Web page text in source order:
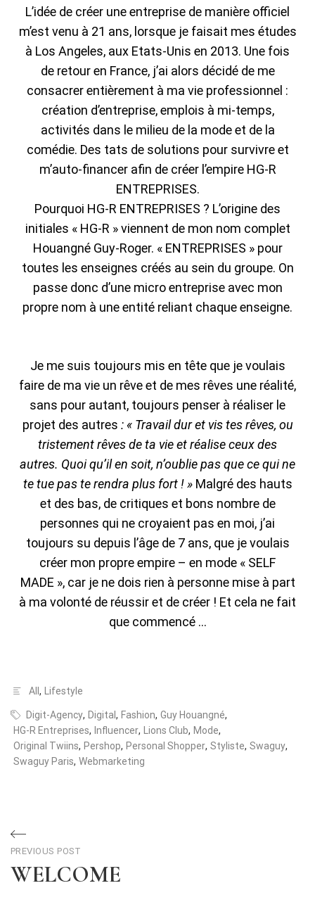
L’idée de créer une entreprise de manière officiel
m’est venu à 21 ans, lorsque je faisait mes études
à Los Angeles, aux Etats-Unis en 2013. Une fois
de retour en France, j’ai alors décidé de me
consacrer entièrement à ma vie professionnel :
création d’entreprise, emplois à mi-temps,
activités dans le milieu de la mode et de la
comédie. Des tats de solutions pour survivre et
m’auto-financer afin de créer l’empire HG-R
ENTREPRISES.
Pourquoi HG-R ENTREPRISES ? L’origine des
initiales « HG-R » viennent de mon nom complet
Houangné Guy-Roger. « ENTREPRISES » pour
toutes les enseignes créés au sein du groupe. On
passe donc d’une micro entreprise avec mon
propre nom à une entité reliant chaque enseigne.
Je me suis toujours mis en tête que je voulais
faire de ma vie un rêve et de mes rêves une réalité,
sans pour autant, toujours penser à réaliser le
projet des autres : « Travail dur et vis tes rêves, ou
tristement rêves de ta vie et réalise ceux des
autres. Quoi qu’il en soit, n’oublie pas que ce qui ne
te tue pas te rendra plus fort ! » Malgré des hauts
et des bas, de critiques et bons nombre de
personnes qui ne croyaient pas en moi, j’ai
toujours su depuis l’âge de 7 ans, que je voulais
créer mon propre empire – en mode « SELF
MADE », car je ne dois rien à personne mise à part
à ma volonté de réussir et de créer ! Et cela ne fait
que commencé …
All , Lifestyle
Digit-Agency, Digital , Fashion, Guy Houangné,
HG-R Entreprises, Influencer, Lions Club, Mode,
Original Twiins, Pershop, Personal Shopper, Styliste, Swaguy,
Swaguy Paris, Webmarketing
PREVIOUS POST
WELCOME